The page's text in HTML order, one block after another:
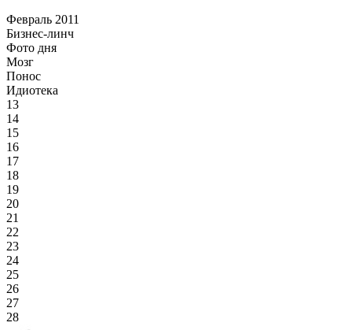
Февраль 2011
Бизнес-линч
Фото дня
Мозг
Понос
Идиотека
13
14
15
16
17
18
19
20
21
22
23
24
25
26
27
28